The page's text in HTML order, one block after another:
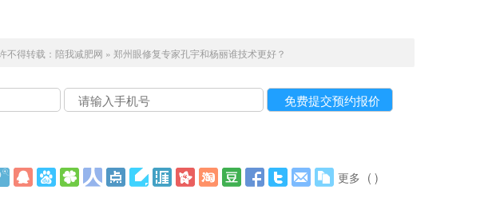
不得转载： 陪我减肥网 » 郑州眼修复专家孔宇和杨丽谁技术更好？
更多 ( )